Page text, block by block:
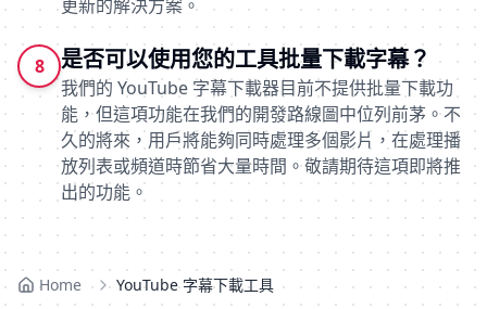
更新的解決方案。
8 是否可以使用您的工具批量下載字幕？
我們的 YouTube 字幕下載器目前不提供批量下載功
能，但這項功能在我們的開發路線圖中位列前茅。不
久的將來，用戶將能夠同時處理多個影片，在處理播
放列表或頻道時節省大量時間。敬請期待這項即將推
出的功能。
Home YouTube 字幕下載工具